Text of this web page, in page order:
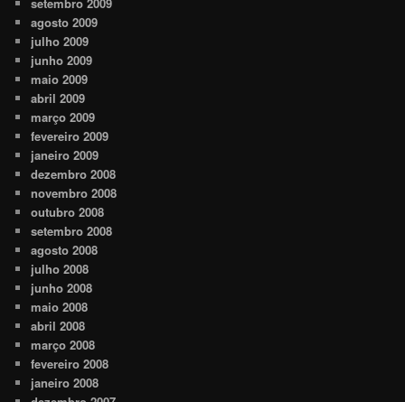
agosto 2009
julho 2009
junho 2009
maio 2009
abril 2009
março 2009
fevereiro 2009
janeiro 2009
dezembro 2008
novembro 2008
outubro 2008
setembro 2008
agosto 2008
julho 2008
junho 2008
maio 2008
abril 2008
março 2008
fevereiro 2008
janeiro 2008